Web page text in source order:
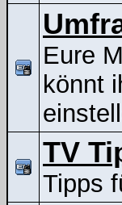
Eure
könnt
TV
Tipps